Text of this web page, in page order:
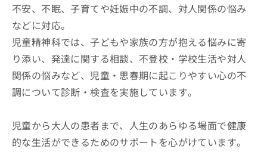
不安、不眠、子育てや妊娠中の不調、対人関係の悩み
などに対応。
児童精神科では、子どもや家族の方が抱える悩みに寄
り添い、発達に関する相談、不登校・学校生活や対人
関係の悩みなど、児童・思春期に起こりやすい心の不
調について診断・検査を実施しています。
児童から大人の患者まで、人生のあらゆる場面で健康
的な生活ができるためのサポートを心がけています。